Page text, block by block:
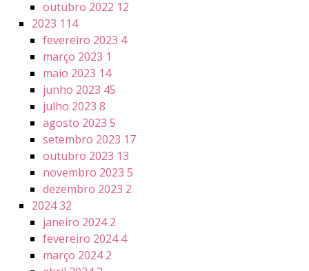
outubro 2022 12
2023 114
fevereiro 2023 4
março 2023 1
maio 2023 14
junho 2023 45
julho 2023 8
agosto 2023 5
setembro 2023 17
outubro 2023 13
novembro 2023 5
dezembro 2023 2
202432
janeiro 20242
fevereiro 20244
março 20242